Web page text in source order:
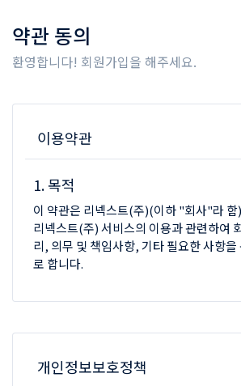
약관 동의
환영합니다! 회원가입을 해주세요.
이용약관
1. 목적
이 약관은 리넥스트(주)(이하 "회사"라
리넥스트(주) 서비스의 이용과 관련하여
리, 의무 및 책임사항, 기타 필요한 사항
로 합니다.
2. 정의
이 약관에서 사용하는 용어의 정의는 다
등의 각종 유무선 장치를 포함)와 상관없
수 있는 리넥스트(주) 및 리넥스트(주) 관
개인정보보호정책